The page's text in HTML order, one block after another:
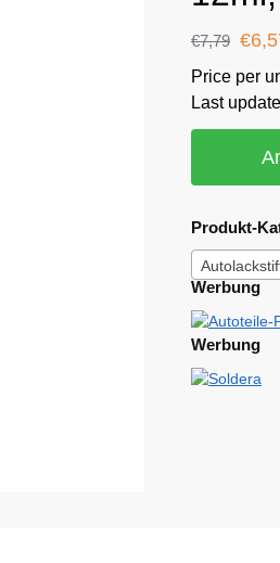
€7,79 €
Price per
Last
Produkt-
Werbung
Werbung